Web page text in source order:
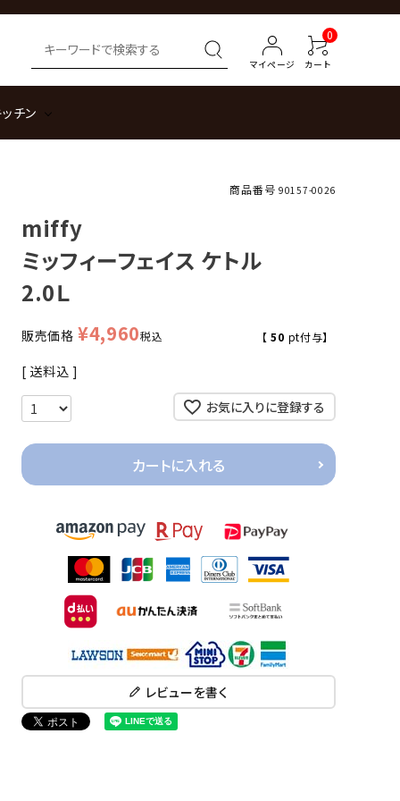
マイページ
0
カート
チン
商品番号 90157-0026
miffy
ミッフィーフェイス ケトル
2.0Ｌ
販売価格 ¥4,960税込 【 50 pt付与】
送料込
お気に入りに登録する
カートに入れる
レビューを書く